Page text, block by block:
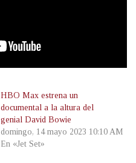
HBO Max estrena un
documental a la altura del
genial David Bowie
domingo, 14 mayo 2023 10:10 AM
En «Jet Set»